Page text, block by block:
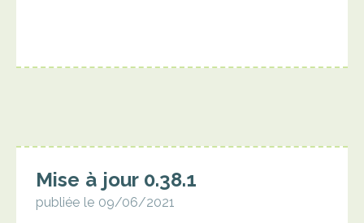
Mise à jour 0.38.1
publiée le 09/06/2021